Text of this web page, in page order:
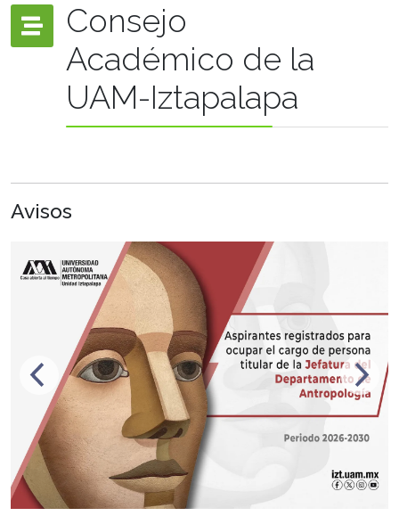
Consejo
Académico de la
UAM-Iztapalapa
Avisos